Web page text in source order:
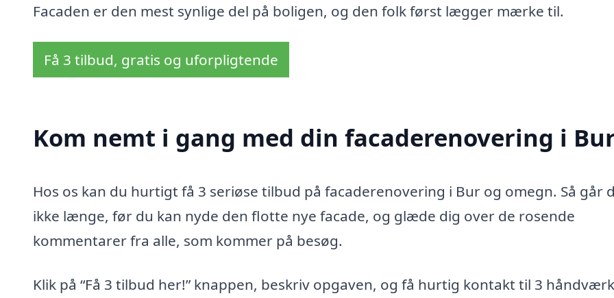
Facaden er den mest synlige del på boligen, og den folk først lægger mærke til.
Få 3 tilbud, gratis og uforpligtende
Kom nemt i gang med din facaderenovering i
Hos os kan du hurtigt få 3 seriøse tilbud på facaderenovering i Bur og omegn. Så går
ikke længe, før du kan nyde den flotte nye facade, og glæde dig over de rosende
kommentarer fra alle, som kommer på besøg.
Klik på “Få 3 tilbud her!” knappen, beskriv opgaven, og få hurtig kontakt til 3